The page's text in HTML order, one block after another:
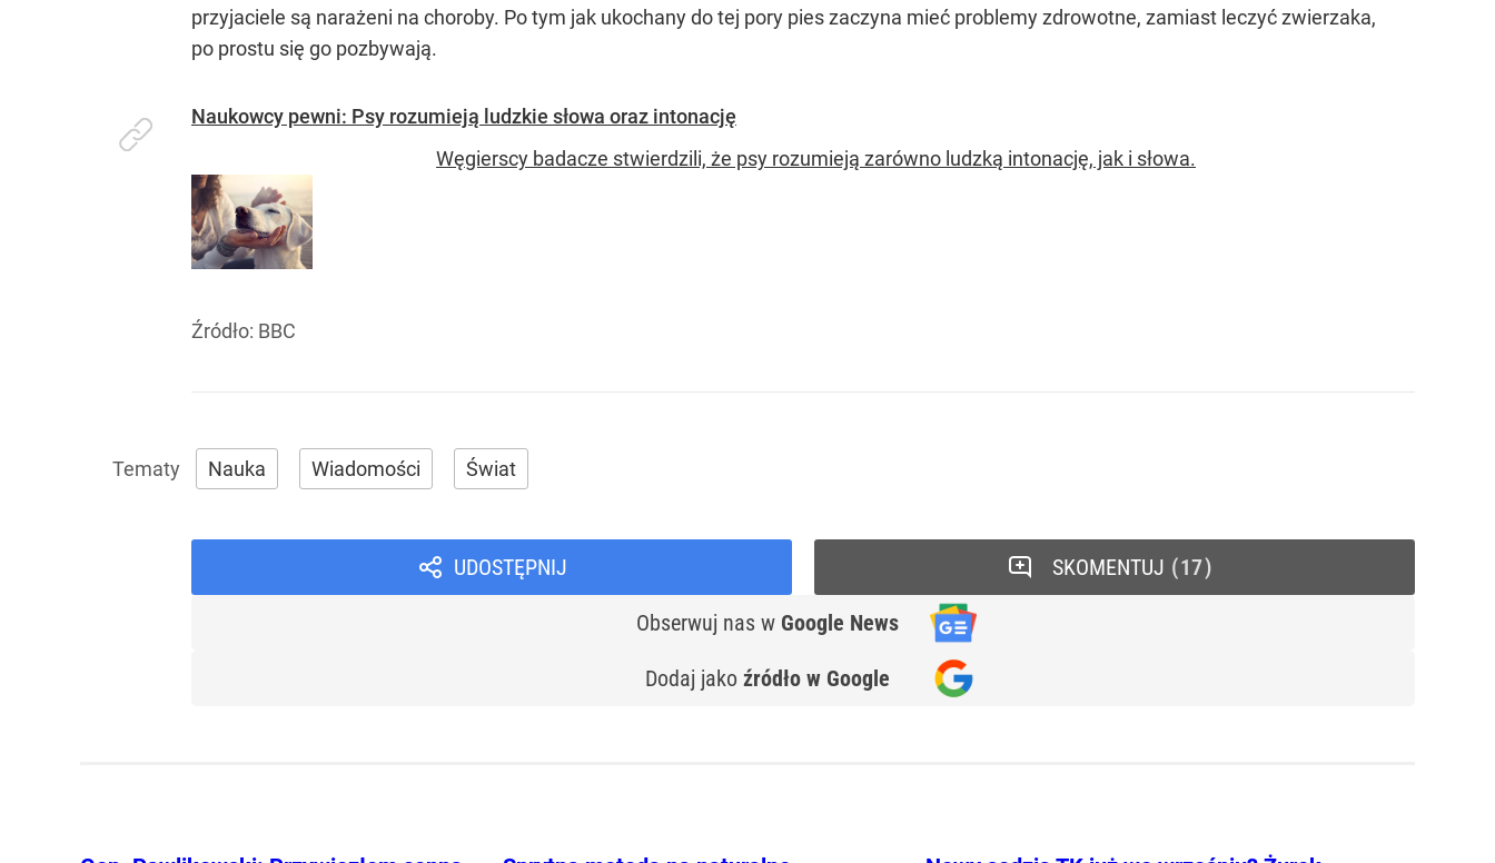
przyjaciele są narażeni na choroby. Po tym jak ukochany do tej pory pies zaczyna mieć problemy zdrowotne, zamiast leczyć zwierzaka,
po prostu się go pozbywają.
Naukowcy pewni: Psy rozumieją ludzkie słowa oraz intonację
Węgierscy badacze stwierdzili, że psy rozumieją zarówno ludzką intonację, jak i słowa.
Źródło: BBC
Nauka Wiadomości Świat
UDOSTĘPNIJ
Obserwuj nas w Google News
Dodaj jako źródło w Google
SKOMENTUJ 17